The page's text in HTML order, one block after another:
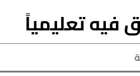
فيه تعليمياً